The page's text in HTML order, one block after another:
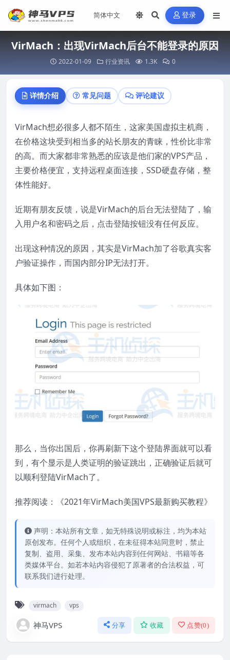
登录
VirMach：出现VirMach后台不能登录的原因
2022-01-09 行业资讯 1.3K 0
详情介绍 常见问题 评论建议
VirMach想必很多人都不陌生，这家美国虚拟主机商，
在价格这块受到相当多的站长朋友的青睐，性价比非常
的高。而大家都非常熟悉的应该是他们家的VPS产品，
主要价格便宜，支持远程桌面连接，SSD硬盘存储，整
体性能好。
近期有朋友反馈，说是VirMach的后台无法登陆了，输
入用户名和密码之后，点击登陆按钮没有任何反应。
出现这种情况的原因，其实是VirMach加了谷歌真实客
户验证操作，而国内部分IP无法打开。
具体如下图：
那么，当你出国后，你再刷新下这个登陆界面就可以看
到，有个显示是人类证明的验证跳出，正确验证后就可
以顺利登陆VirMach了。
推荐阅读：《2021年VirMach美国VPS最新购买教程》
声明：本站所有文章，如无特殊说明或标注，均为本站
原创发布。任何个人或组织，在未征得本站同意时，禁止
复制、盗用、采集、发布本站内容到任何网站、书籍等各
类媒体平台。如若本站内容侵犯了原著者的合法权益，可
联系我们进行处理。
virmach vps
神马VPS 分享 收藏 点赞(0)